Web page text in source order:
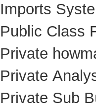
Imports
Public Class
Private
Private
Private Sub